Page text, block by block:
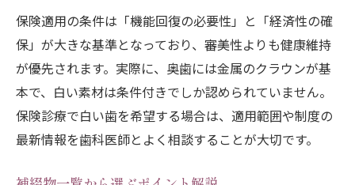
保険適用の条件は「機能回復の必要性」と「経済性の確
保」が大きな基準となっており、審美性よりも健康維持
が優先されます。実際に、奥歯には金属のクラウンが基
本で、白い素材は条件付きでしか認められていません。
保険診療で白い歯を希望する場合は、適用範囲や制度の
最新情報を歯科医師とよく相談することが大切です。